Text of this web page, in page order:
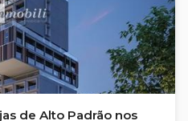
de Alto Padrão nos